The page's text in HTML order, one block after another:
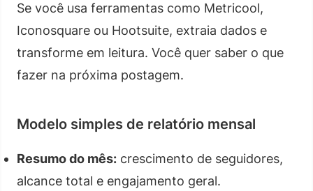
Se você usa ferramentas como Metricool,
Iconosquare ou Hootsuite, extraia dados e
transforme em leitura. Você quer saber o que
fazer na próxima postagem.
Modelo simples de relatório mensal
Resumo do mês: crescimento de seguidores,
alcance total e engajamento geral.